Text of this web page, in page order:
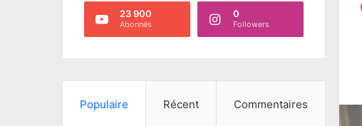
23 900
Abonnés
0
Followers
Populaire Récent Commentaires